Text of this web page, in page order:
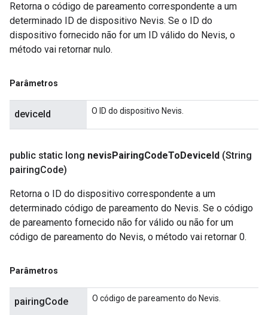
Retorna o código de pareamento correspondente a um
determinado ID de dispositivo Nevis. Se o ID do
dispositivo fornecido não for um ID válido do Nevis, o
método vai retornar nulo.
Parâmetros
deviceId O ID do dispositivo Nevis.
public static long nevisPairingCodeToDeviceId (String
pairingCode)
Retorna o ID do dispositivo correspondente a um
determinado código de pareamento do Nevis. Se o código
de pareamento fornecido não for válido ou não for um
código de pareamento do Nevis, o método vai retornar 0.
Parâmetros
pairingCode O código de pareamento do Nevis.